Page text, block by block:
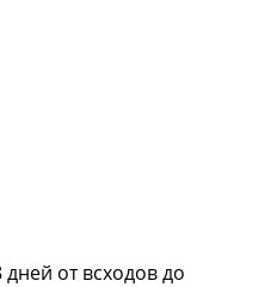
от всходов до